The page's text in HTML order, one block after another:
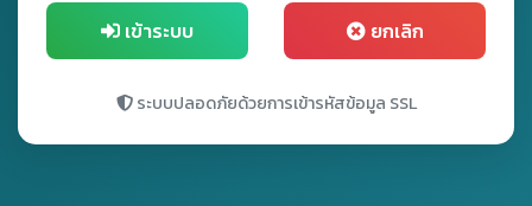
เข้าระบบ ยกเลิก
ระบบปลอดภัยด้วยการเข้ารหัสข้อมูล SSL